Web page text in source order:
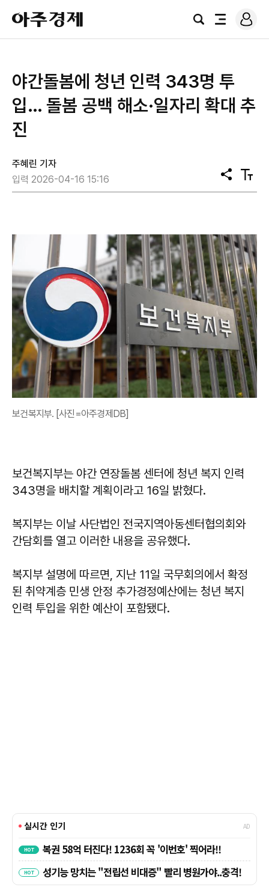
아
주
경
검
전
로
그
야간돌봄에 청년 인력 343명 투
입… 돌봄 공백 해소·일자리 확대 추
진
주혜린 기자
입력 2026-04-16 15:16
공
유
텍
스
보건복지부. [사진=아주경제DB]
보건복지부는 야간 연장돌봄 센터에 청년 복지 인력
343명을 배치할 계획이라고 16일 밝혔다.
복지부는 이날 사단법인 전국지역아동센터협의회와
간담회를 열고 이러한 내용을 공유했다.
복지부 설명에 따르면, 지난 11일 국무회의에서 확정
된 취약계층 민생 안정 추가경정예산에는 청년 복지
인력 투입을 위한 예산이 포함됐다.